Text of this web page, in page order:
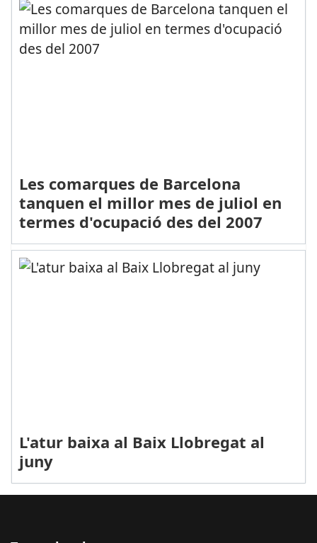
Les comarques de Barcelona
tanquen el millor mes de juliol en
termes d'ocupació des del 2007
L'atur baixa al Baix Llobregat al
juny